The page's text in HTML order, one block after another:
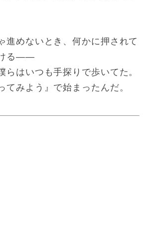
進めないとき、何かに押されて
ける――
らはいつも手探りで歩いてた。
てみよう』で始まったんだ。